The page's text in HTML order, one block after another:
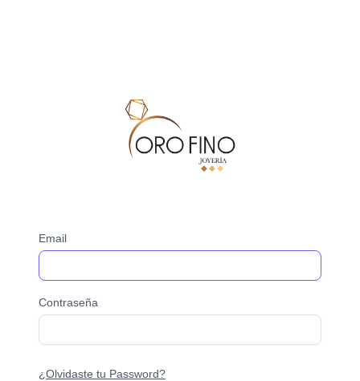
Email
Contraseña
¿Olvidaste tu Password?